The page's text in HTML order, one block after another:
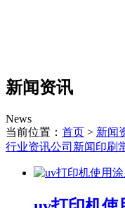
新闻资讯
News
当前位置： 首页 > 新闻
行业资讯公司新闻印刷